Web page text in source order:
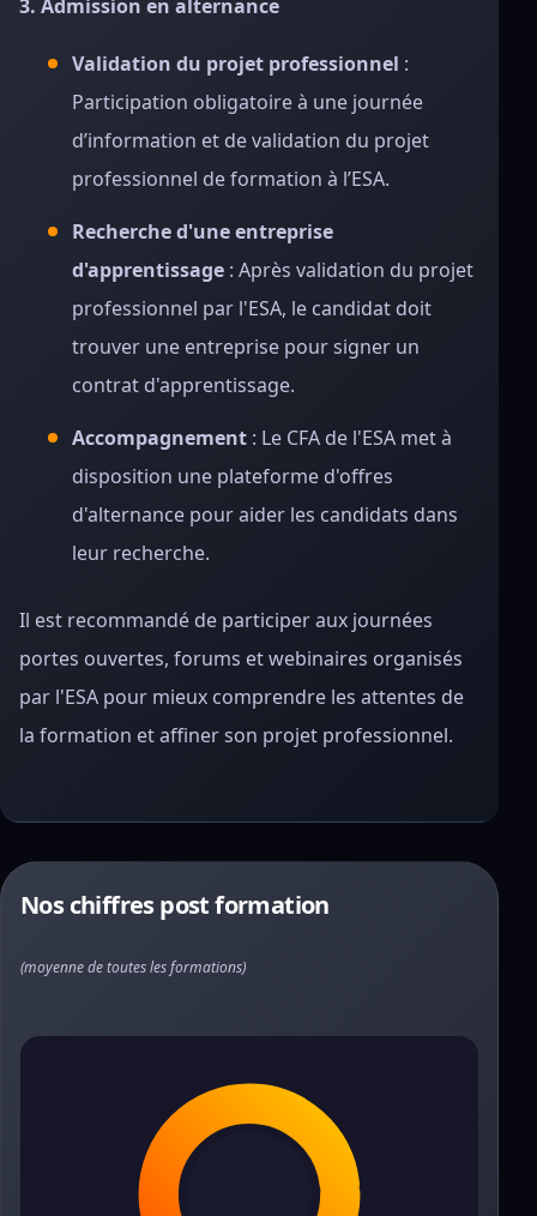
3. Admission en alternance
Validation du projet professionnel :
Participation obligatoire à une journée
d’information et de validation du projet
professionnel de formation à l’ESA.
Recherche d'une entreprise
d'apprentissage : Après validation du projet
professionnel par l'ESA, le candidat doit
trouver une entreprise pour signer un
contrat d'apprentissage.
Accompagnement : Le CFA de l'ESA met à
disposition une plateforme d'offres
d'alternance pour aider les candidats dans
leur recherche.
Il est recommandé de participer aux journées
portes ouvertes, forums et webinaires organisés
par l'ESA pour mieux comprendre les attentes de
la formation et affiner son projet professionnel.
Nos chiffres post formation
(moyenne de toutes les formations)